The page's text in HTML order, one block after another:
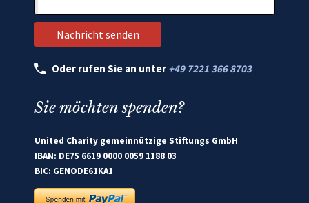
Oder rufen Sie an unter +49 7221 366 8703
Sie möchten spenden?
United Charity gemeinnützige Stiftungs GmbH
IBAN: DE75 6619 0000 0059 1188 03
BIC: GENODE61KA1